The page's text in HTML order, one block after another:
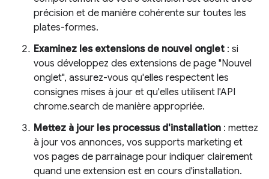
précision et de manière cohérente sur toutes les
plates-formes.
Examinez les extensions de nouvel onglet : si
vous développez des extensions de page "Nouvel
onglet", assurez-vous qu'elles respectent les
consignes mises à jour et qu'elles utilisent l'API
chrome.search de manière appropriée.
Mettez à jour les processus d'installation : mettez
à jour vos annonces, vos supports marketing et
vos pages de parrainage pour indiquer clairement
quand une extension est en cours d'installation.